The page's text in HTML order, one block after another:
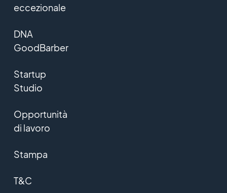
eccezionale
DNA
GoodBarber
Startup
Studio
Opportunità
di lavoro
Stampa
T&C